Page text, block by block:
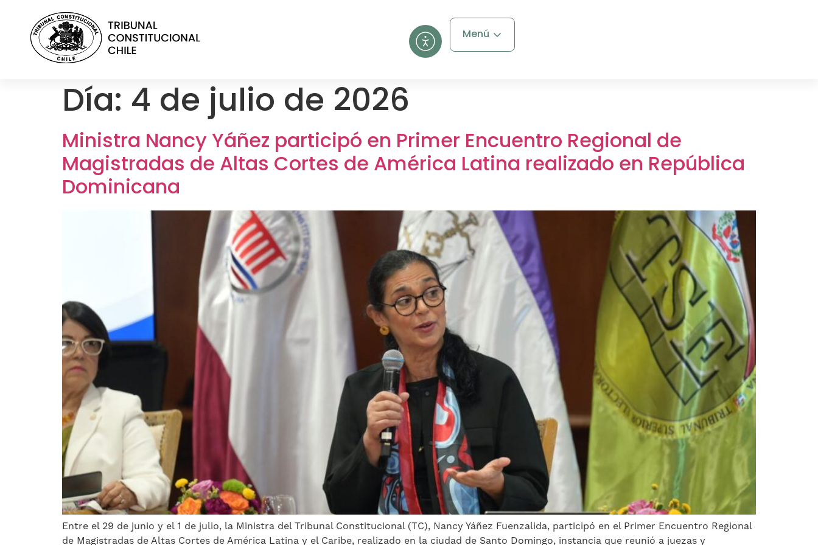
Menú
Día: 4 de julio de 2026
Ministra Nancy Yáñez participó en Primer Encuentro Regional de
Magistradas de Altas Cortes de América Latina realizado en República
Dominicana
Entre el 29 de junio y el 1 de julio, la Ministra del Tribunal Constitucional (TC), Nancy Yáñez Fuenzalida, participó en el Primer Encuentro Regional
de Magistradas de Altas Cortes de América Latina y el Caribe, realizado en la ciudad de Santo Domingo, instancia que reunió a juezas y